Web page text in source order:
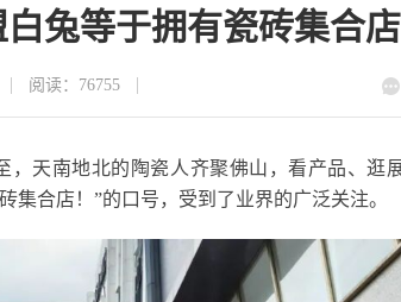
兔等于拥有瓷砖集合店
阅读：76755
，天南地北的陶瓷人齐聚佛山，看产品、逛
集合店！”的口号，受到了业界的广泛关注。